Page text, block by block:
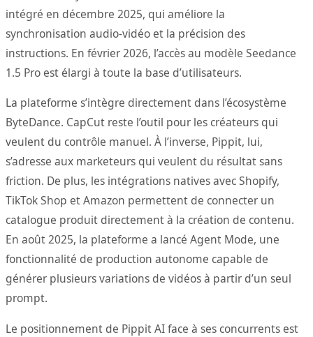
intégré en décembre 2025, qui améliore la
synchronisation audio-vidéo et la précision des
instructions. En février 2026, l’accès au modèle Seedance
1.5 Pro est élargi à toute la base d’utilisateurs.
La plateforme s’intègre directement dans l’écosystème
ByteDance. CapCut reste l’outil pour les créateurs qui
veulent du contrôle manuel. À l’inverse, Pippit, lui,
s’adresse aux marketeurs qui veulent du résultat sans
friction. De plus, les intégrations natives avec Shopify,
TikTok Shop et Amazon permettent de connecter un
catalogue produit directement à la création de contenu.
En août 2025, la plateforme a lancé Agent Mode, une
fonctionnalité de production autonome capable de
générer plusieurs variations de vidéos à partir d’un seul
prompt.
Le positionnement de Pippit AI face à ses concurrents est